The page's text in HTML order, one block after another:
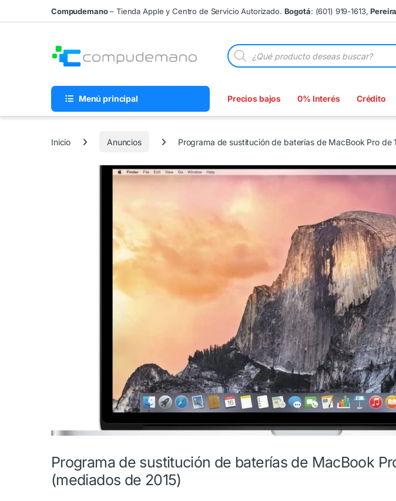
Skip to navigation
Skip to contentCompudemano– Tienda Apple y Centro de Servicio Autorizado. Bogotá: (601) 919-1613,Pereira
Búsqueda de productos
Menú principal Precios bajos 0% Interés Crédito
Inicio Anuncios Programa de sustitución de baterías de MacBook Pro de
Programa de sustitución de baterías de MacBook
(mediados de 2015)